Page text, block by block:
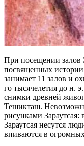
При посещении залов
посвященных
занимает 11 залов и
го тысячелетия до н.
снимки древней
Тешикташ.
рисунками
Зараутсая несутся
впиваются в